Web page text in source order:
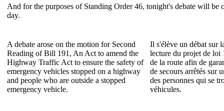
And for the purposes of Standing Order 46, tonight's debate will be
day.
A debate arose on the motion for Second
Reading of Bill 191, An Act to amend the
Highway Traffic Act to ensure the safety of
emergency vehicles stopped on a highway
and people who are outside a stopped
emergency vehicle.
Il s'élève un débat sur
lecture du projet de
de la route afin de
de secours arrêtés sur
des personnes qui se
véhicules.